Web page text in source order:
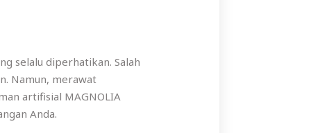
selalu diperhatikan. Salah
Namun, merawat
artifisial MAGNOLIA
Anda.